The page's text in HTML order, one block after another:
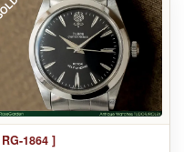
1864 ]